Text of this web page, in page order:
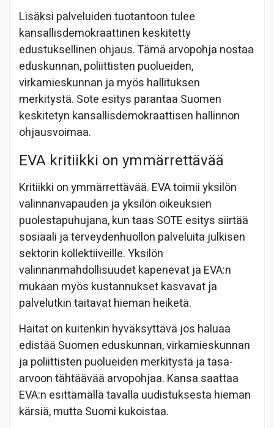
Lisäksi palveluiden tuotantoon tulee
kansallisdemokraattinen keskitetty
edustuksellinen ohjaus. Tämä arvopohja nostaa
eduskunnan, poliittisten puolueiden,
virkamieskunnan ja myös hallituksen
merkitystä. Sote esitys parantaa Suomen
keskitetyn kansallisdemokraattisen hallinnon
ohjausvoimaa.
EVA kritiikki on ymmärrettävää
Kritiikki on ymmärrettävää. EVA toimii yksilön
valinnanvapauden ja yksilön oikeuksien
puolestapuhujana, kun taas SOTE esitys siirtää
sosiaali ja terveydenhuollon palveluita julkisen
sektorin kollektiiveille. Yksilön
valinnanmahdollisuudet kapenevat ja EVA:n
mukaan myös kustannukset kasvavat ja
palvelutkin taitavat hieman heiketä.
Haitat on kuitenkin hyväksyttävä jos haluaa
edistää Suomen eduskunnan, virkamieskunnan
ja poliittisten puolueiden merkitystä ja tasa-
arvoon tähtäävää arvopohjaa. Kansa saattaa
EVA:n esittämällä tavalla uudistuksesta hieman
kärsiä, mutta Suomi kukoistaa.